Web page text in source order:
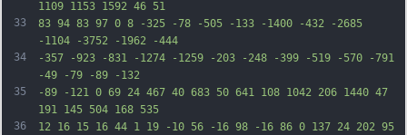
33
34
35
36
1109 1153 1592 46 51
83 94 83 97 0 8 -325 -78 -505 -133 -1400 -432 -2685
-1104 -3752 -1962 -444
-357 -923 -831 -1274 -1259 -203 -248 -399 -519 -570 -791
-49 -79 -89 -132
-89 -121 0 69 24 467 40 683 50 641 108 1042 206 1440 47
191 145 504 168 535
12 16 15 16 44 1 19 -10 56 -16 98 -16 86 0 137 24 202 95